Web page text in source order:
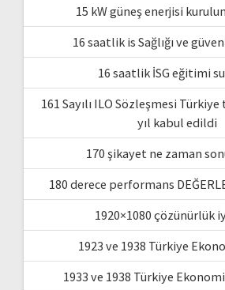
15 kW güneş enerjisi
16 saatlik is Sağlığı ve
16 saatlik İSG eğitimi
161 Sayılı ILO Sözleşmesi
yıl kabul edildi
170 şikayet ne zaman
180 derece performans
1920×1080 çözünürlük
1923 ve 1938 Türkiye
1933 ve 1938 Türkiye